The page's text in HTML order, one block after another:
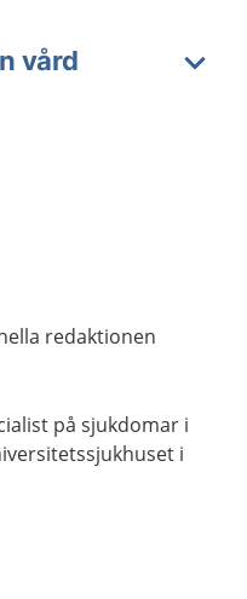
vård
redaktionen
på sjukdomar i
i